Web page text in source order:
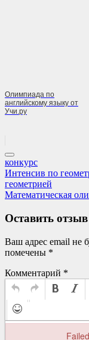
Олимпиада по
английскому языку от
Учи.ру
конкурс
Навигация
по
Previous
Post:
Интенсив по
геометрией
Next
Математическая
Оставить отзыв
Ваш адрес email не
помечены *
Комментарий *